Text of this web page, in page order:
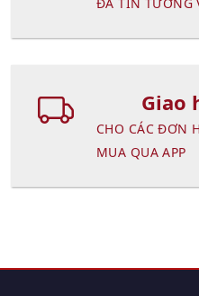
Giao
CHO CÁC ĐƠN
MUA QUA APP